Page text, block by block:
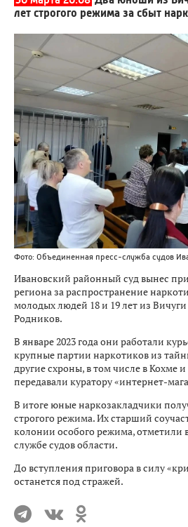
лет строгого режима за сбыт
Фото: Объединенная пресс-служба судов
Ивановский районный суд вынес
региона за распространение
молодых людей 18 и 19 лет из
Родников.
В январе 2023 года они работали
крупные партии наркотиков из
другие схроны, в том числе в Кохме
передавали куратору «интернет-
В итоге юные наркозакладчики
строгого режима. Их старший
колонии особого режима, отметили
службе судов области.
До вступления приговора в силу
останется под стражей.